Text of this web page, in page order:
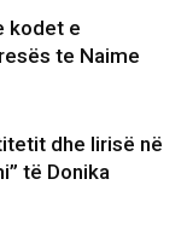
kodet e
te Naime
dhe lirisë në
të Donika